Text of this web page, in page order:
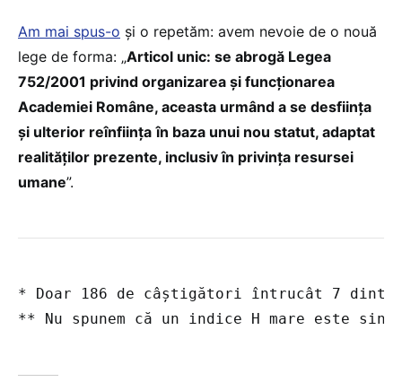
Am mai spus-o și o repetăm: avem nevoie de o nouă
lege de forma: „Articol unic: se abrogă Legea
752/2001 privind organizarea și funcționarea
Academiei Române, aceasta urmând a se desființa
și ulterior reînființa în baza unui nou statut, adaptat
realităților prezente, inclusiv în privința resursei
umane”.
* Doar 186 de câștigători întrucât 7
** Nu spunem că un indice H mare este